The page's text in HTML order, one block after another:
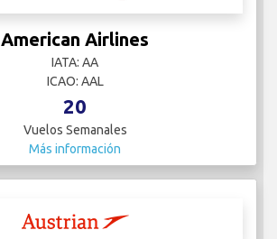
American Airlines
IATA: AA
ICAO: AAL
20
Vuelos Semanales
Más información